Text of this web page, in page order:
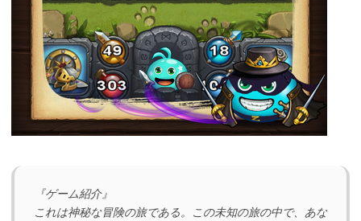
『ゲーム紹介』
これは神秘な冒険の旅である。この未知の旅の中で、あな